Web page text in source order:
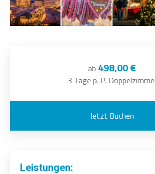
ab 498,00 €
3 Tage p. P.
Jetzt Buchen
Leistungen: